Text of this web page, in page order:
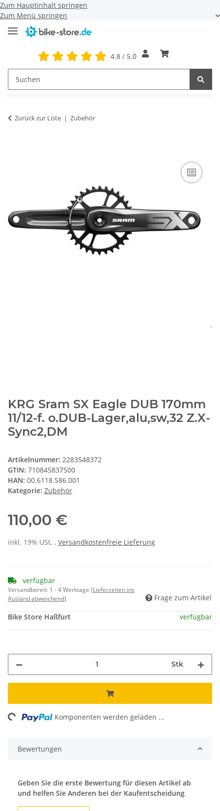
Zum Hauptinhalt springen
Zum Menü springen
4.8 / 5.0
Zurück zur Liste Zubehör
KRG Sram SX Eagle DUB 170mm
11/12-f. o.DUB-Lager,alu,sw,32 Z.X-
Sync2,DM
Artikelnummer: 2283548372
GTIN: 710845837500
HAN: 00.6118.586.001
Kategorie: Zubehör
110,00 €
inkl. 19% USt. , Versandkostenfreie Lieferung
verfügbar
Versandbereit: 1 - 4 Werktage (Lieferzeiten ins
Ausland abweichend)
Frage zum Artikel
Bike Store Haßfurt verfügbar
Stk
Komponenten werden geladen ...
Bewertungen
Geben Sie die erste Bewertung für diesen Artikel ab
und helfen Sie Anderen bei der Kaufentscheidung